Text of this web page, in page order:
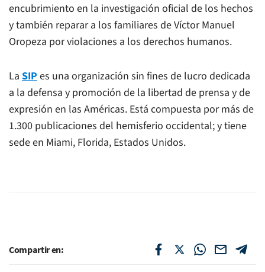
encubrimiento en la investigación oficial de los hechos
y también reparar a los familiares de Víctor Manuel
Oropeza por violaciones a los derechos humanos.
La SIP es una organización sin fines de lucro dedicada
a la defensa y promoción de la libertad de prensa y de
expresión en las Américas. Está compuesta por más de
1.300 publicaciones del hemisferio occidental; y tiene
sede en Miami, Florida, Estados Unidos.
Compartir en: